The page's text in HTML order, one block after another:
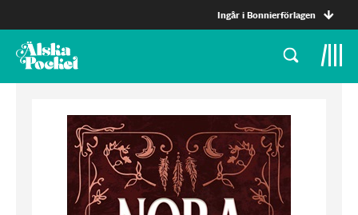
Ingår i Bonnierförlagen